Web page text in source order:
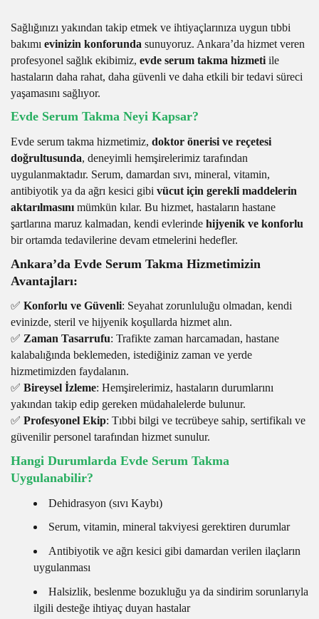
Sağlığınızı yakından takip etmek ve ihtiyaçlarınıza uygun tıbbi
bakımı evinizin konforunda sunuyoruz. Ankara’da hizmet veren
profesyonel sağlık ekibimiz, evde serum takma hizmeti ile
hastaların daha rahat, daha güvenli ve daha etkili bir tedavi süreci
yaşamasını sağlıyor.
Evde Serum Takma Neyi Kapsar?
Evde serum takma hizmetimiz, doktor önerisi ve reçetesi
doğrultusunda, deneyimli hemşirelerimiz tarafından
uygulanmaktadır. Serum, damardan sıvı, mineral, vitamin,
antibiyotik ya da ağrı kesici gibi vücut için gerekli maddelerin
aktarılmasını mümkün kılar. Bu hizmet, hastaların hastane
şartlarına maruz kalmadan, kendi evlerinde hijyenik ve konforlu
bir ortamda tedavilerine devam etmelerini hedefler.
Ankara’da Evde Serum Takma Hizmetimizin
Avantajları:
✅ Konforlu ve Güvenli: Seyahat zorunluluğu olmadan, kendi
evinizde, steril ve hijyenik koşullarda hizmet alın.
✅ Zaman Tasarrufu: Trafikte zaman harcamadan, hastane
kalabalığında beklemeden, istediğiniz zaman ve yerde
hizmetimizden faydalanın.
✅ Bireysel İzleme: Hemşirelerimiz, hastaların durumlarını
yakından takip edip gereken müdahalelerde bulunur.
✅ Profesyonel Ekip: Tıbbi bilgi ve tecrübeye sahip, sertifikalı ve
güvenilir personel tarafından hizmet sunulur.
Hangi Durumlarda Evde Serum Takma
Uygulanabilir?
Dehidrasyon (sıvı Kaybı)
Serum, vitamin, mineral takviyesi gerektiren durumlar
Antibiyotik ve ağrı kesici gibi damardan verilen ilaçların
uygulanması
Halsizlik, beslenme bozukluğu ya da sindirim sorunlarıyla
ilgili desteğe ihtiyaç duyan hastalar